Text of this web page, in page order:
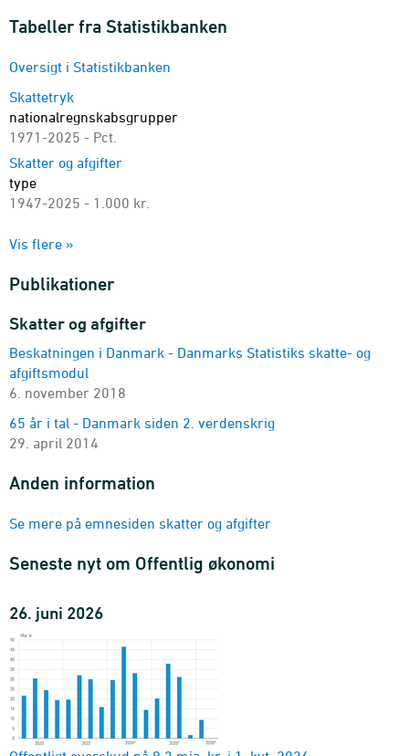
Tabeller fra Statistikbanken
Oversigt i Statistikbanken
Skattetryk
nationalregnskabsgrupper
1971-2025 - Pct.
Skatter og afgifter
type
1947-2025 - 1.000 kr.
skattetype
Selskaber mv.
type og skattepligtig indkomst
1996-2024 - Antal
Skatteydende selskaber mv.
type og indkomst og skat
1996-2024
Selskabsskat fordelt - DB07
branche (DB07), indkomst og skat
Ejendomsskatter
2007-2025 - 1.000 kr.
Ejendomsskatter
område og skattepromille
Grundskyld
område og ejendomstype
2007-2025 - 1.000 kr.
Beskatningsværdier og ejendomsskatter
område og beskatningsgrundlag
2006-2025
Vis flere »
Publikationer
Skatter og afgifter
Beskatningen i Danmark - Danmarks Statistiks skatte- og
afgiftsmodul
6. november 2018
65 år i tal - Danmark siden 2. verdenskrig
29. april 2014
Anden information
Se mere på emnesiden skatter og afgifter
Seneste nyt om Offentlig økonomi
26. juni 2026